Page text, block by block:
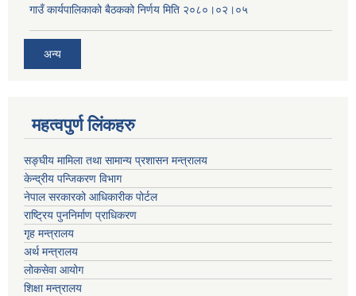
गाउँ कार्यपालिकाको बैठकको निर्णय मिति २०८०।०२।०५
अन्य
महत्वपुर्ण लिंकहरु
सङ्घीय मामिला तथा सामान्य प्रशासन मन्त्रालय
केन्द्रीय पन्जिकरण विभाग
नेपाल सरकारको आधिकारीक पोर्टल
राष्ट्रिय पुननिर्माण प्राधिकरण
गृह मन्त्रालय
अर्थ मन्त्रालय
लोकसेवा आयोग
शिक्षा मन्त्रालय